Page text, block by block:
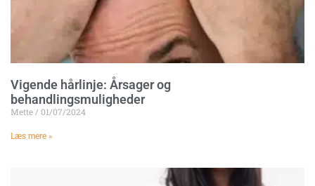
Vigende hårlinje: Årsager og
behandlingsmuligheder
Mette 01/07/2024
Læs mere »